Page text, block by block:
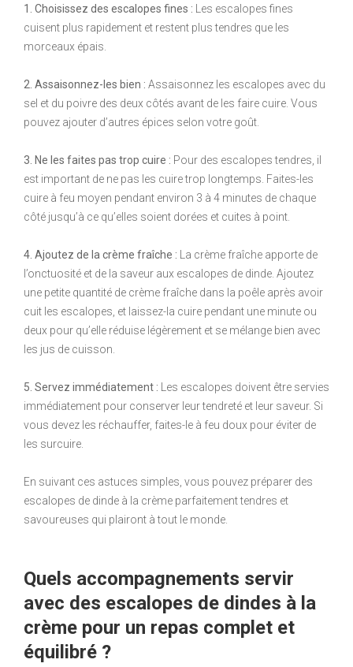
1. Choisissez des escalopes fines : Les escalopes fines
cuisent plus rapidement et restent plus tendres que les
morceaux épais.
2. Assaisonnez-les bien : Assaisonnez les escalopes avec du
sel et du poivre des deux côtés avant de les faire cuire. Vous
pouvez ajouter d’autres épices selon votre goût.
3. Ne les faites pas trop cuire : Pour des escalopes tendres, il
est important de ne pas les cuire trop longtemps. Faites-les
cuire à feu moyen pendant environ 3 à 4 minutes de chaque
côté jusqu’à ce qu’elles soient dorées et cuites à point.
4. Ajoutez de la crème fraîche : La crème fraîche apporte de
l’onctuosité et de la saveur aux escalopes de dinde. Ajoutez
une petite quantité de crème fraîche dans la poêle après avoir
cuit les escalopes, et laissez-la cuire pendant une minute ou
deux pour qu’elle réduise légèrement et se mélange bien avec
les jus de cuisson.
5. Servez immédiatement : Les escalopes doivent être servies
immédiatement pour conserver leur tendreté et leur saveur. Si
vous devez les réchauffer, faites-le à feu doux pour éviter de
les surcuire.
En suivant ces astuces simples, vous pouvez préparer des
escalopes de dinde à la crème parfaitement tendres et
savoureuses qui plairont à tout le monde.
Quels accompagnements servir
avec des escalopes de dindes à la
crème pour un repas complet et
équilibré ?